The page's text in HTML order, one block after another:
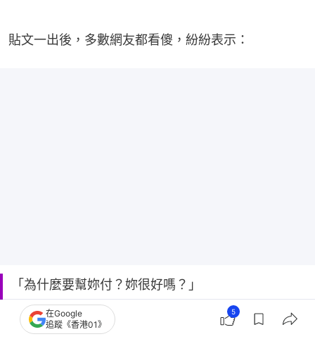
貼文一出後，多數網友都看傻，紛紛表示：
「為什麼要幫妳付？妳很好嗎？」
「為什麼只想靠別人啊？靠自己不好嗎」
「又是一個吸血怪獸，他薪水如果只剩3萬（約7,500
在Google
追蹤《香港01》
5